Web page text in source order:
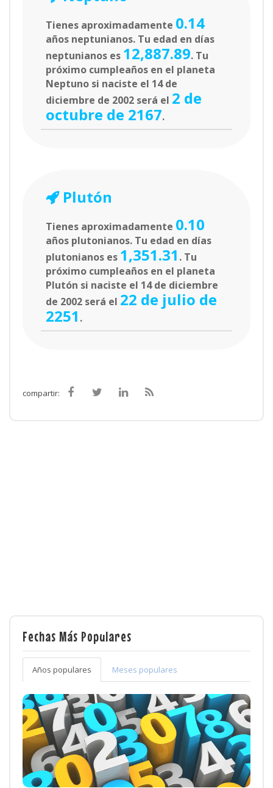
Tienes aproximadamente 0.14
años neptunianos. Tu edad en días
neptunianos es 12,887.89. Tu
próximo cumpleaños en el planeta
Neptuno si naciste el 14 de
diciembre de 2002 será el 2 de
octubre de 2167.
Plutón
Tienes aproximadamente 0.10
años plutonianos. Tu edad en días
plutonianos es 1,351.31 . Tu
próximo cumpleaños en el planeta
Plutón si naciste el 14 de diciembre
de 2002 será el 22 de julio de
2251 .
compartir:
Fechas Más Populares
Años populares Meses populares